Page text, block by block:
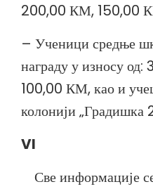
200,00 КМ, 150,00
– Ученици средње
награду у износу
100,00 КМ, као и
колонији
VI
Све информације